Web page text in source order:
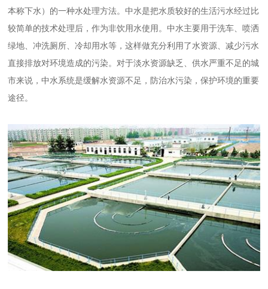
本称下水）的一种水处理方法。中水是把水质较好的生活污水经过比
较简单的技术处理后，作为非饮用水使用。中水主要用于洗车、喷洒
绿地、冲洗厕所、冷却用水等，这样做充分利用了水资源、减少污水
直接排放对环境造成的污染。对于淡水资源缺乏、供水严重不足的城
市来说，中水系统是缓解水资源不足，防治水污染，保护环境的重要
途径。